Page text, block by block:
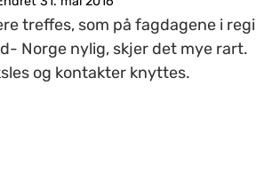
treffes, som på fagdagene i regi
Norge nylig, skjer det mye rart.
og kontakter knyttes.